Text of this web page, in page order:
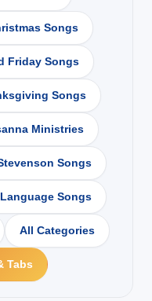
Songs
Friday Songs
Songs
Ministries
Songs
Songs
All Categories
Tabs